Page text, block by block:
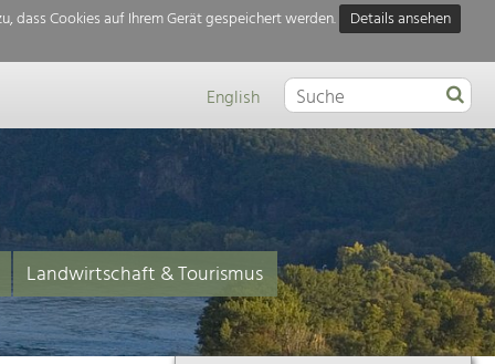
dass Cookies auf Ihrem Gerät gespeichert werden.
Details ansehen
English
Landwirtschaft & Tourismus